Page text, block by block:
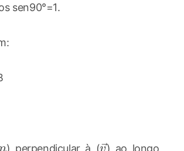
sen90°=1.
) perpendicular à (\vec{v}
) ao longo